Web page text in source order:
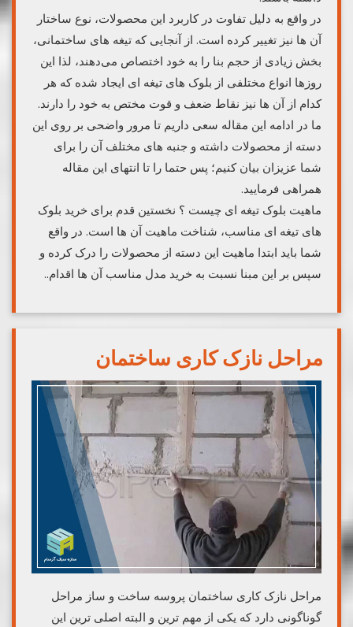
در واقع به دلیل تفاوت در کاربرد این محصولات، نوع ساختار
آن ها نیز تغییر کرده است. از آنجایی که تیغه های ساختمانی،
بخش زیادی از حجم بنا را به خود اختصاص می‌دهند، لذا این
روزها انواع مختلفی از بلوک های تیغه ای ایجاد شده که هر
کدام از آن ها نیز نقاط ضعف و قوت مختص به خود را دارند.
ما در ادامه این مقاله سعی داریم تا مرور واضحی بر روی این
دسته از محصولات داشته و جنبه های مختلف آن را برای
شما عزیزان بیان کنیم؛ پس حتما را تا انتهای این مقاله
همراهی فرمایید.
ماهیت بلوک تیغه ای چیست ؟ نخستین قدم برای خرید بلوک
های تیغه ای مناسب، شناخت ماهیت آن ها است. در واقع
شما باید ابتدا ماهیت این دسته از محصولات را درک کرده و
سپس بر این مبنا نسبت به خرید مدل مناسب آن ها اقدام..
مراحل نازک کاری ساختمان
مراحل نازک کاری ساختمان پروسه ساخت و ساز مراحل
گوناگونی دارد که یکی از مهم ترین و البته اصلی ترین این